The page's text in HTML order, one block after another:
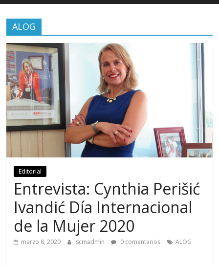
ALOG
Editorial
Entrevista: Cynthia Perišić
Ivandić Día Internacional
de la Mujer 2020
marzo 8, 2020 scmadmin 0 comentarios ALOG